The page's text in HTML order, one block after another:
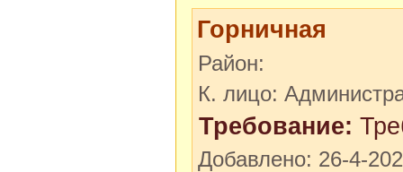
Горничная
Район:
К. лицо:
Требование:
Добавлено: 26-4-